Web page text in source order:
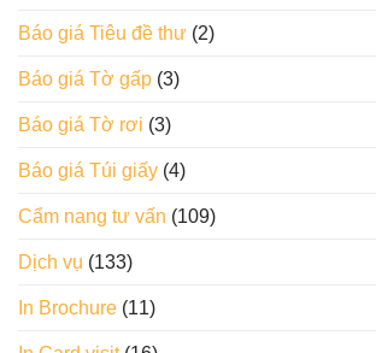
Báo giá Tiêu đề thư (2)
Báo giá Tờ gấp (3)
Báo giá Tờ rơi (3)
Báo giá Túi giấy (4)
Cẩm nang tư vấn (109)
Dịch vụ (133)
In Brochure (11)